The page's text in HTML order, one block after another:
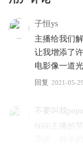
子恒ys
主播给我们
让我增添了
电影像一道
回复 2021-05-29
不要叫我
6666主播的